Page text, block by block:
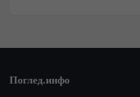
Поглед.инфо